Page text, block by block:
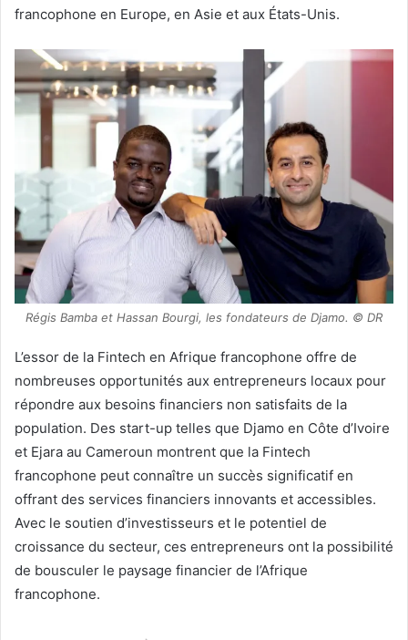
francophone en Europe, en Asie et aux États-Unis.
Régis Bamba et Hassan Bourgi, les fondateurs de Djamo. © DR
L’essor de la Fintech en Afrique francophone offre de
nombreuses opportunités aux entrepreneurs locaux pour
répondre aux besoins financiers non satisfaits de la
population. Des start-up telles que Djamo en Côte d’Ivoire
et Ejara au Cameroun montrent que la Fintech
francophone peut connaître un succès significatif en
offrant des services financiers innovants et accessibles.
Avec le soutien d’investisseurs et le potentiel de
croissance du secteur, ces entrepreneurs ont la possibilité
de bousculer le paysage financier de l’Afrique
francophone.